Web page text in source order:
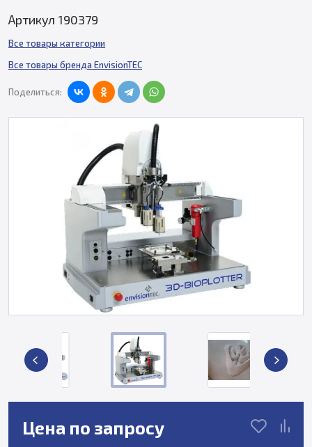
Артикул 190379
Все товары категории
Все товары бренда EnvisionTEC
Поделиться:
Цена по запросу